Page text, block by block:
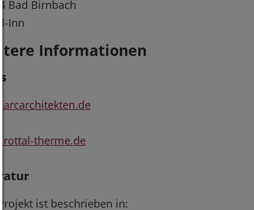
Bad Birnbach
Inn
Informationen
therme.de
Projekt ist beschrieben in: